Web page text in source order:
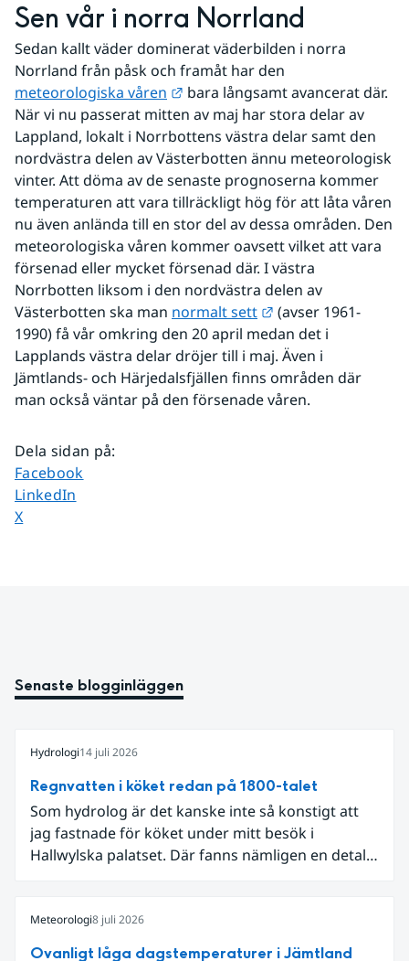
Sen vår i norra Norrland
Sedan kallt väder dominerat väderbilden i norra
meteorologiska våren
Länk till annan webbplats.
bara långsamt avancerat där.
När vi nu passerat mitten av maj har stora delar av
Lappland, lokalt i Norrbottens västra delar samt den
nordvästra delen av Västerbotten ännu meteorologisk
vinter. Att döma av de senaste prognoserna kommer
temperaturen att vara tillräckligt hög för att låta våren
nu även anlända till en stor del av dessa områden. Den
meteorologiska våren kommer oavsett vilket att vara
försenad eller mycket försenad där. I västra
Norrbotten liksom i den nordvästra delen av
Västerbotten ska man normalt sett Länk till annan
(avser 1961-
1990) få vår omkring den 20 april medan det i
Lapplands västra delar dröjer till i maj. Även i
Jämtlands- och Härjedalsfjällen finns områden där
man också väntar på den försenade våren.
Dela sidan på:
Dela sidan på
Facebook
Dela sidan på
LinkedIn
Dela sidan på
X
Senaste blogginläggen
Hydrologi14 juli 2026
Regnvatten i köket redan på 1800-talet
Som hydrolog är det kanske inte så konstigt att
jag fastnade för köket under mitt besök i
Hallwylska palatset. Där fanns nämligen en detalj
Meteorologi8 juli 2026
Ovanligt låga dagstemperaturer i Jämtland